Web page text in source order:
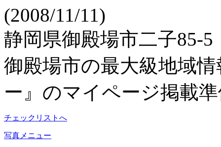
(2008/11/11)
静岡県御殿場市二子85-5
御殿場市の最大級地域
ー』のマイページ掲載
チェックリストへ
写真メニュー